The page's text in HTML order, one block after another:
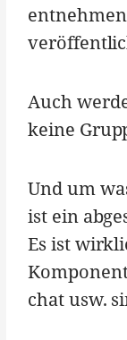
Auch
keine
Und um
ist ein
Es ist
chat usw.